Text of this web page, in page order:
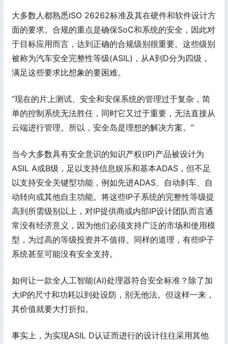
大多数人都熟悉ISO 26262标准及其在硬件和软件设计方
面的要求。合规的重点是确保SoC和系统的安全，因此对
于目标应用而言，达到正确的合规级别很重要。这些级别
被称为汽车安全完整性等级(ASIL)，从A到D分为四级，
满足这些要求比想象的要困难。
“现在的片上测试、安全和安保系统的管理过于复杂，简
单的控制系统无法胜任，同时它又过于重要，无法直接从
云端进行管理。所以，安全岛是理想的解决方案。”
当今大多数具有安全意识的知识产权(IP)产品被设计为
ASIL A或B级，足以支持信息娱乐和基本ADAS，但不足
以支持安全关键型功能，例如先进ADAS、自动刹车、自
动转向或其他自主功能。将这些IP子系统的完整性等级提
高到所需级别以上，对IP提供商或内部IP设计团队而言通
常没有经济意义，因为他们必须支持广泛的市场和使用模
型，为过高的等级投资并不值得。同样的道理，有些IP子
系统甚至可能没有安全支持。
如何让一款全人工智能(AI)处理器符合安全标准？除了加
大IP的尺寸和功耗以到处设防，别无他法。但这样一来，
其价值就要大打折扣。
事实上，为实现ASIL D认证而进行的设计往往采用其他